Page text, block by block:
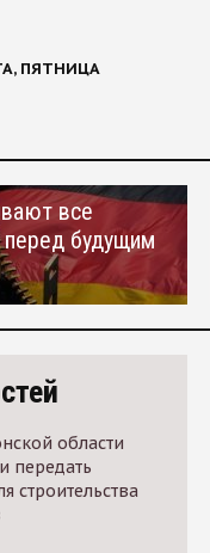
ПЯТНИЦА
все
будущим
области
передать
строительства